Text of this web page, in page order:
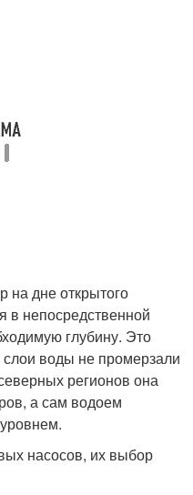
на дне открытого
в непосредственной
глубину. Это
воды не промерзали
регионов она
а сам водоем
насосов, их выбор